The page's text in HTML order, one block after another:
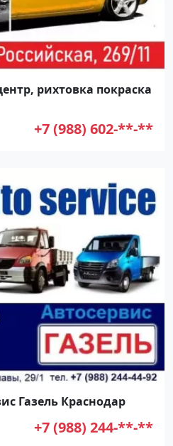
рихтовка покраска
+7 (988) 602-**-**
Газель Краснодар
+7 (988) 244-**-**